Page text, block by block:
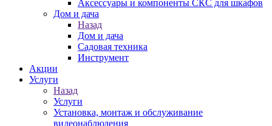
Аксессуары и компоненты СКС для шкафов
Дом и дача
Назад
Дом и дача
Садовая техника
Инструмент
Акции
Услуги
Назад
Услуги
Установка, монтаж и обслуживание
видеонаблюдения